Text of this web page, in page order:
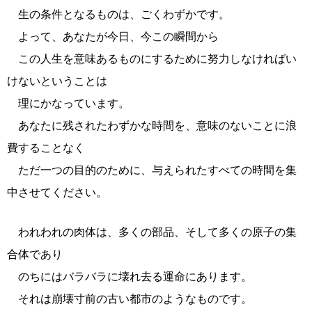
生の条件となるものは、ごくわずかです。
よって、あなたが今日、今この瞬間から
この人生を意味あるものにするために努力しなければい
けないということは
理にかなっています。
あなたに残されたわずかな時間を、意味のないことに浪
費することなく
ただ一つの目的のために、与えられたすべての時間を集
中させてください。
われわれの肉体は、多くの部品、そして多くの原子の集
合体であり
のちにはバラバラに壊れ去る運命にあります。
それは崩壊寸前の古い都市のようなものです。